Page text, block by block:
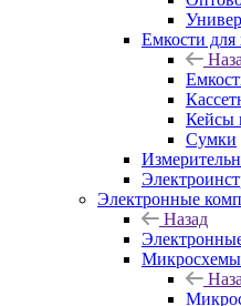
Емкости для
Кейсы
Сумки
Электронные
Назад
Микросхемы